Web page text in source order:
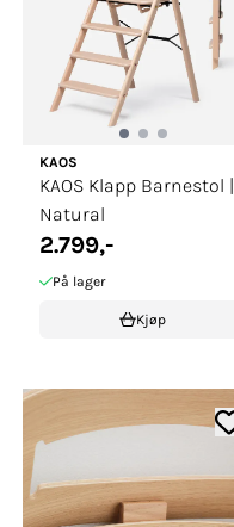
KAOS
KAOS Klapp Barnestol |
Natural
2.799,-
På lager
Kjøp